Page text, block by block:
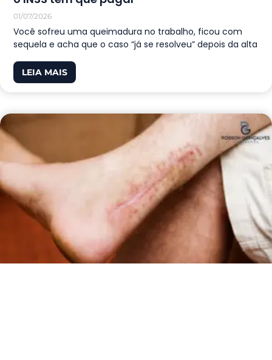
01/07/2026
Você sofreu uma queimadura no trabalho, ficou com
sequela e acha que o caso “já se resolveu” depois da alta
LEIA MAIS